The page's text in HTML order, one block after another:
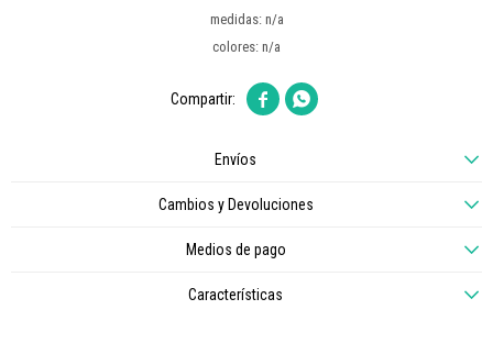
medidas: n/a
colores: n/a
 
Envíos
Cambios y Devoluciones
Medios de pago
Características